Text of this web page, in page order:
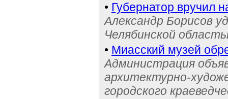
• Губернатор вручил
Александр Борисов
Челябинской
• Миасский музей
Администрация
архитектурно-
городского